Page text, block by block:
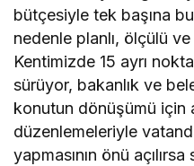
bütçesiyle tek başına
nedenle planlı, ölçülü ve
Kentimizde 15 ayrı
sürüyor, bakanlık ve
konutun dönüşümü için
düzenlemeleriyle
yapmasının önü